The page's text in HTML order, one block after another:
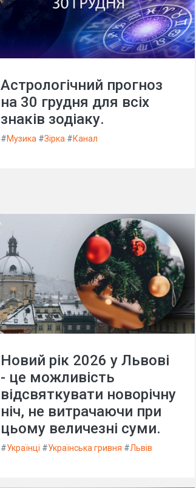
Астрологічний прогноз
на 30 грудня для всіх
знаків зодіаку.
#Музика #Зірка #Канал
Новий рік 2026 у Львові
- це можливість
відсвяткувати новорічну
ніч, не витрачаючи при
цьому величезні суми.
#Українці #Українська гривня #Львів